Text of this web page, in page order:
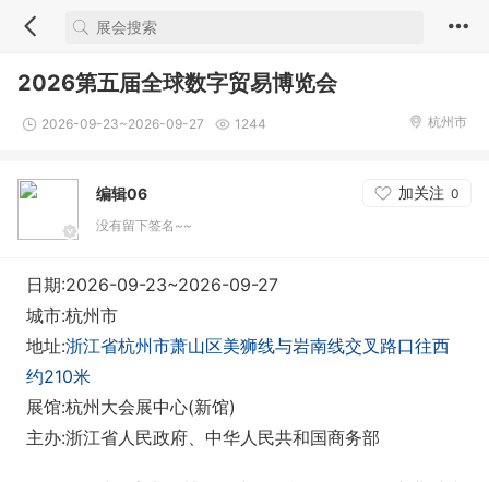
2026第五届全球数字贸易博览会
2026-09-23~2026-09-27 1244 杭州市
编辑06 加关注 0
没有留下签名~~
日期:2026-09-23~2026-09-27
城市:杭州市
地址:浙江省杭州市萧山区美狮线与岩南线交叉路口往西
约210米
展馆:杭州大会展中心(新馆)
主办:浙江省人民政府、中华人民共和国商务部